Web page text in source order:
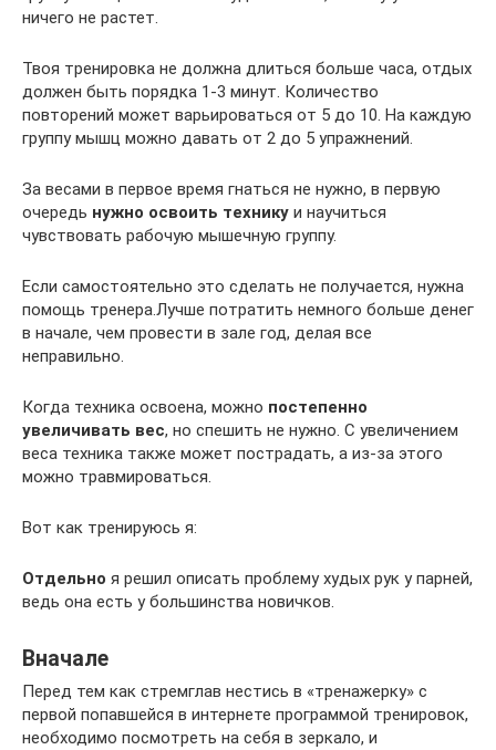
ничего не растет.
Твоя тренировка не должна длиться больше часа, отдых
должен быть порядка 1-3 минут. Количество
повторений может варьироваться от 5 до 10. На каждую
группу мышц можно давать от 2 до 5 упражнений.
За весами в первое время гнаться не нужно, в первую
очередь нужно освоить технику и научиться
чувствовать рабочую мышечную группу.
Если самостоятельно это сделать не получается, нужна
помощь тренера.Лучше потратить немного больше денег
в начале, чем провести в зале год, делая все
неправильно.
Когда техника освоена, можно постепенно
увеличивать вес, но спешить не нужно. С увеличением
веса техника также может пострадать, а из-за этого
можно травмироваться.
Вот как тренируюсь я:
Отдельно я решил описать проблему худых рук у парней,
ведь она есть у большинства новичков.
Вначале
Перед тем как стремглав нестись в «тренажерку» с
первой попавшейся в интернете программой тренировок,
необходимо посмотреть на себя в зеркало, и